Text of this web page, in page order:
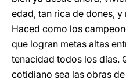
edad, tan rica de dones,
Haced como los
que logran metas altas
tenacidad todos los días.
cotidiano sea las obras